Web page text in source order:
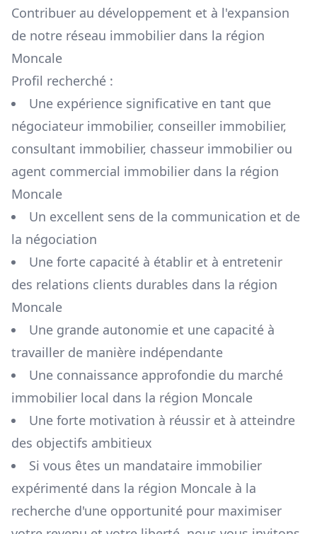
Contribuer au développement et à l'expansion
de notre réseau immobilier dans la région
Moncale
Profil recherché :
Une expérience significative en tant que
négociateur immobilier, conseiller immobilier,
consultant immobilier, chasseur immobilier ou
agent commercial immobilier dans la région
Moncale
Un excellent sens de la communication et de
la négociation
Une forte capacité à établir et à entretenir
des relations clients durables dans la région
Moncale
Une grande autonomie et une capacité à
travailler de manière indépendante
Une connaissance approfondie du marché
immobilier local dans la région Moncale
Une forte motivation à réussir et à atteindre
des objectifs ambitieux
Si vous êtes un mandataire immobilier
expérimenté dans la région Moncale à la
recherche d'une opportunité pour maximiser